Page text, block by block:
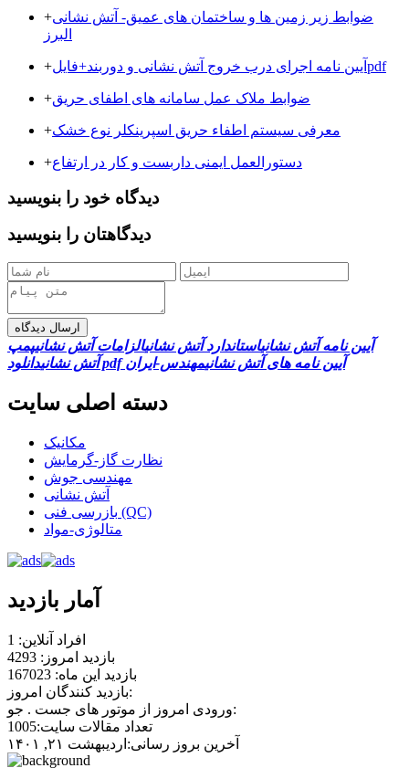
+ضوابط زیر زمین ها و ساختمان های عمیق- آتش نشانی
البرز
+ آیین نامه اجرای درب خروج آتش نشانی و دوربند+فایلpdf
+ضوابط ملاک عمل سامانه های اطفای حریق
+معرفی سیستم اطفاء حریق اسپرینکلر نوع خشک
+دستورالعمل ایمنی داربست و کار در ارتفاع
دیدگاه خود را بنویسید
دیدگاهتان را بنویسید
ارسال دیدگاه
آیین نامه آتش نشانیاستاندارد آتش نشانیالزامات آتش نشانیپمپ
آتش نشانی
دانلود pdf آیین نامه های آتش نشانیمهندس-ایران
دسته اصلی سایت
مکانیک
نظارت گاز-گرمایش
مهندسی جوش
آتش نشانی
بازرسی فنی (QC)
متالوژی-مواد
آمار بازدید
افراد آنلاین: 1
بازدید امروز: 4293
بازدید این ماه: 167023
بازدید کنندگان امروز:
ورودی امروز از موتور های جست . جو:
تعداد مقالات سایت:1005
آخرین بروز رسانی:اردیبهشت ۲۱, ۱۴۰۱